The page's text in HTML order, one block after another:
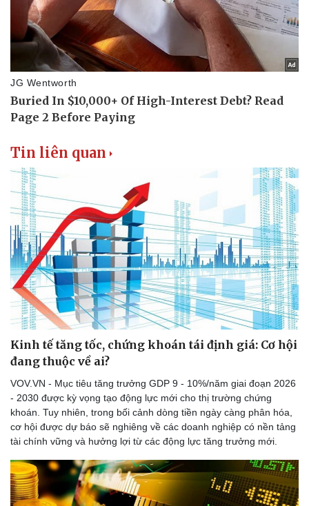
Tin liên quan
Kinh tế tăng tốc, chứng khoán tái định giá: Cơ hội
đang thuộc về ai?
VOV.VN - Mục tiêu tăng trưởng GDP 9 - 10%/năm giai đoạn 2026
- 2030 được kỳ vọng tạo động lực mới cho thị trường chứng
khoán. Tuy nhiên, trong bối cảnh dòng tiền ngày càng phân hóa,
cơ hội được dự báo sẽ nghiêng về các doanh nghiệp có nền tảng
tài chính vững và hưởng lợi từ các động lực tăng trưởng mới.